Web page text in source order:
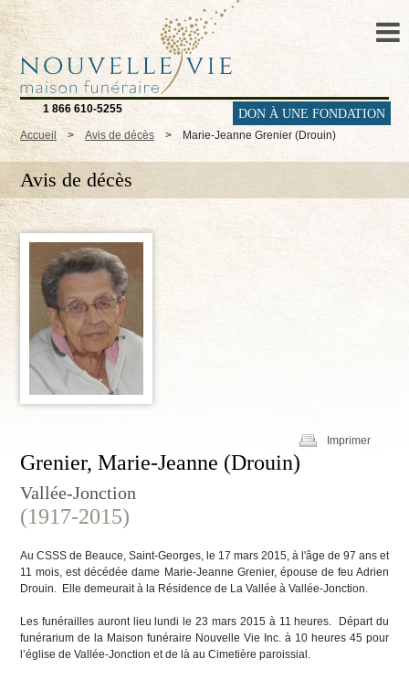
1 866 610-5255 DON À UNE FONDATION
Accueil > Avis de décès > Marie-Jeanne Grenier (Drouin)
Avis de décès
Imprimer
Grenier, Marie-Jeanne (Drouin)
Vallée-Jonction
(1917-2015)
Au CSSS de Beauce, Saint-Georges, le 17 mars 2015, à l'âge de 97 ans et
11 mois, est décédée dame Marie-Jeanne Grenier, épouse de feu Adrien
Drouin. Elle demeurait à la Résidence de La Vallée à Vallée-Jonction.
Les funérailles auront lieu lundi le 23 mars 2015 à 11 heures. Départ du
funérarium de la Maison funéraire Nouvelle Vie Inc. à 10 heures 45 pour
l’église de Vallée-Jonction et de là au Cimetière paroissial.